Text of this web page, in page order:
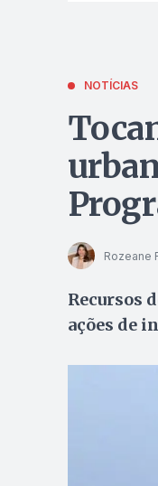
NOTÍCIAS
Rozeane
Recursos
ações de